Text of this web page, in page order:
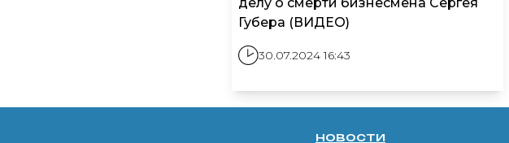
Губера (ВИДЕО)
30.07.2024 16:43
новости